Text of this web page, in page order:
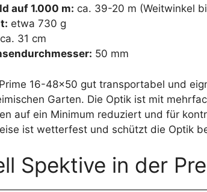
auf 1.000 m: ca. 39-20 m (Weitwinkel
etwa 730 g
ca. 31 cm
50 mm
16-48×50 gut transportabel und
Garten. Die Optik ist mit
auf ein Minimum reduziert und für
ist wetterfest und schützt die Optik
Spektive in der